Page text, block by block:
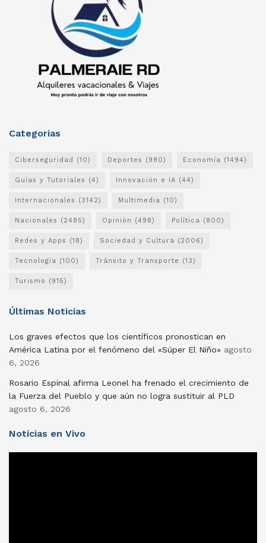
Categorias
Ciberseguridad (10) Deportes (980) Economía (1494)
Guías y Tutoriales (4) Innovación e IA (44)
Internacionales (3142) Multimedia (10)
Nacionales (2485) Opinión (498) Política (800)
Redes y Apps (18) Sociedad y Cultura (2006)
Tecnología (100) Tránsito y Transporte (13)
Turismo (915)
Últimas Noticias
Los graves efectos que los científicos pronostican en
América Latina por el fenómeno del «Súper El Niño» agosto
6, 2026
Rosario Espinal afirma Leonel ha frenado el crecimiento de
la Fuerza del Pueblo y que aún no logra sustituir al PLD
agosto 6, 2026
Noticias en Vivo